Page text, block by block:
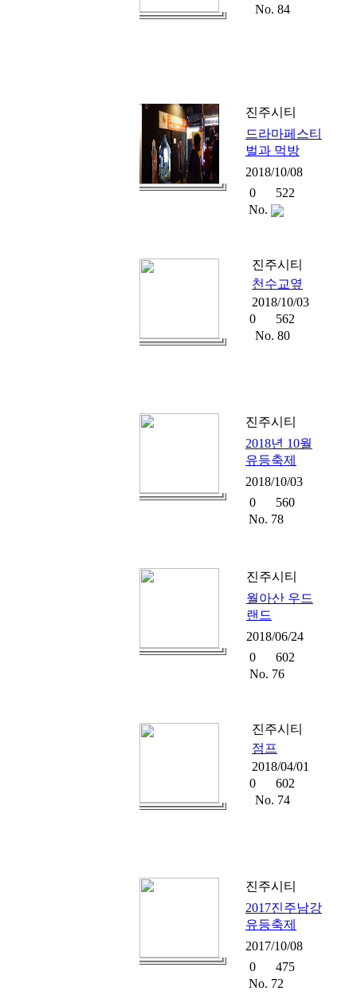
No. 84
진주시티
드라마페스티
벌과 먹방
2018/10/08
0
522
No.
진주시티
천수교옆
2018/10/03
0
562
No. 80
진주시티
2018년 10월
유등축제
2018/10/03
0
560
No. 78
진주시티
월아산 우드
랜드
2018/06/24
0
602
No. 76
진주시티
점프
2018/04/01
0
602
No. 74
진주시티
2017진주남강
유등축제
2017/10/08
0
475
No. 72